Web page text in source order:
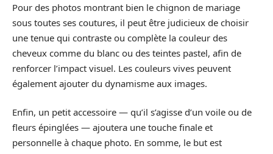
Pour des photos montrant bien le chignon de mariage
sous toutes ses coutures, il peut être judicieux de choisir
une tenue qui contraste ou complète la couleur des
cheveux comme du blanc ou des teintes pastel, afin de
renforcer l’impact visuel. Les couleurs vives peuvent
également ajouter du dynamisme aux images.
Enfin, un petit accessoire — qu’il s’agisse d’un voile ou de
fleurs épinglées — ajoutera une touche finale et
personnelle à chaque photo. En somme, le but est